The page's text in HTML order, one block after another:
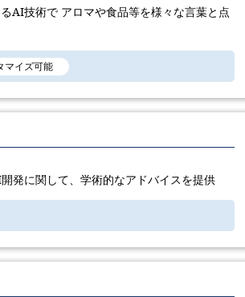
AI技術で アロマや食品等を様々な言葉と点
マイズ可能
発に関して、学術的なアドバイスを提供